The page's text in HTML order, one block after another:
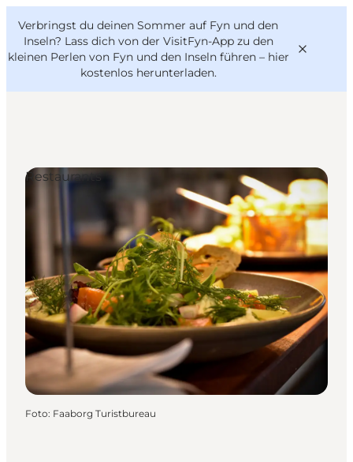
Verbringst du deinen Sommer auf Fyn und den
Inseln? Lass dich von der VisitFyn-App zu den
kleinen Perlen von Fyn und den Inseln führen – hier
kostenlos herunterladen.
Reise Ideen
Outdoor & bike
Essen & trinken
Übernachtung
VisitFyn
Deutsch
Restaurants
Foto: Faaborg Turistbureau